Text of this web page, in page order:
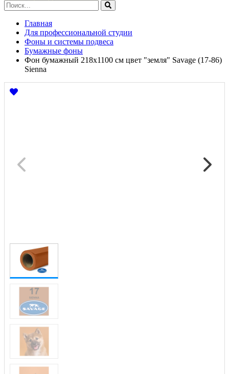
Главная
Для профессиональной студии
Фоны и системы подвеса
Бумажные фоны
Фон бумажный 218x1100 см цвет "земля" Savage (17-86)
Sienna